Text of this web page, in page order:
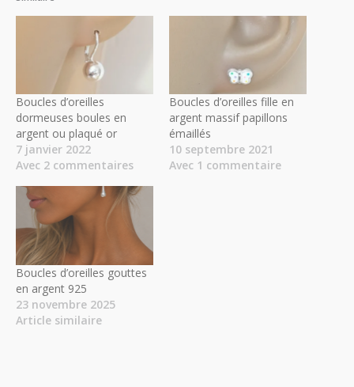
Boucles d’oreilles
dormeuses boules en
argent ou plaqué or
7 janvier 2022
Avec 2 commentaires
Boucles d’oreilles fille en
argent massif papillons
émaillés
10 septembre 2021
Avec 1 commentaire
Boucles d’oreilles gouttes
en argent 925
23 novembre 2025
Article similaire